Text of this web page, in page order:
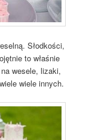
Słodkości,
to właśnie
wesele, lizaki,
wiele innych.